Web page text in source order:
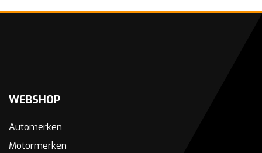
WEBSHOP
Automerken
Motormerken